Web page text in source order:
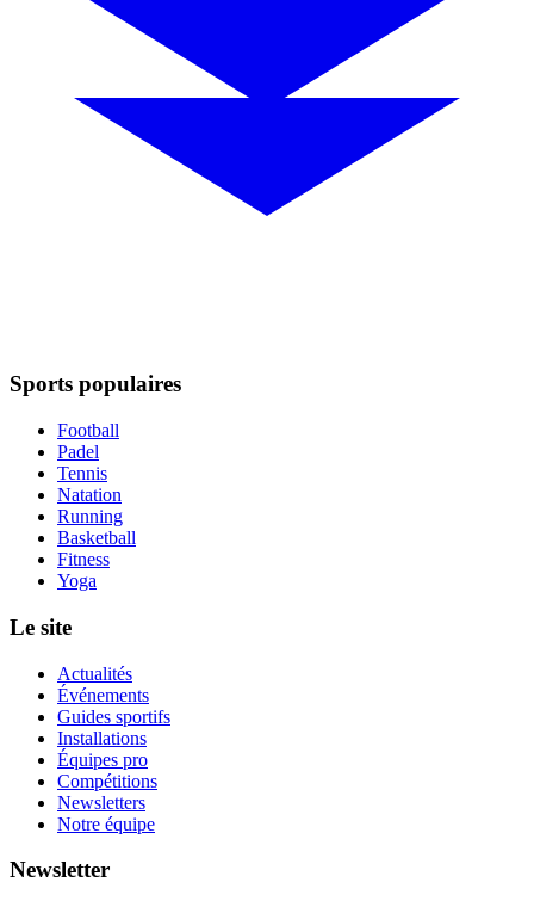
Sports populaires
Football
Padel
Tennis
Natation
Running
Basketball
Fitness
Yoga
Le site
Actualités
Événements
Guides sportifs
Installations
Équipes pro
Compétitions
Newsletters
Notre équipe
Newsletter